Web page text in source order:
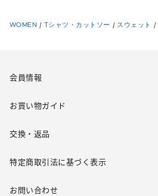
WOMEN / Tシャツ・カットソー / スウェット /
会員情報
お買い物ガイド
交換・返品
特定商取引法に基づく表示
お問い合わせ